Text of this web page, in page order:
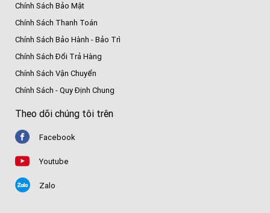
Chính Sách Bảo Mật
Chính Sách Thanh Toán
Chính Sách Bảo Hành - Bảo Trì
Chính Sách Đổi Trả Hàng
Chính Sách Vận Chuyển
Chính Sách - Quy Định Chung
Theo dõi chúng tôi trên
Facebook
Youtube
Zalo